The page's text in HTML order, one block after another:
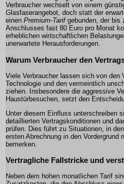
Verbraucher wechselt von einem
Glasfaserangebot, doch statt der
einen Premium-Tarifgebunden, der bis
Anschlusses fast 80 Euro pro Monat
erheblichen wirtschaftlichen
unerwartete Herausforderungen.
Warum Verbraucher den
Viele Verbraucher lassen sich von den
Technologie und den vermeintlich
ziehen. Insbesondere die aggressive
Haustürbesuchen, setzt den
Unter diesem Einfluss unterschreiben
detaillierten Vertragskonditionen und
prüfen. Dies führt zu Situationen, in
ersten Abrechnung in den
bemerken.
Vertragliche Fallstricke und
Neben dem hohen monatlichen Tarif